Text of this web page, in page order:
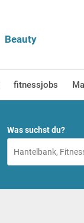
Beauty
fitnessjobs
Was suchst du?